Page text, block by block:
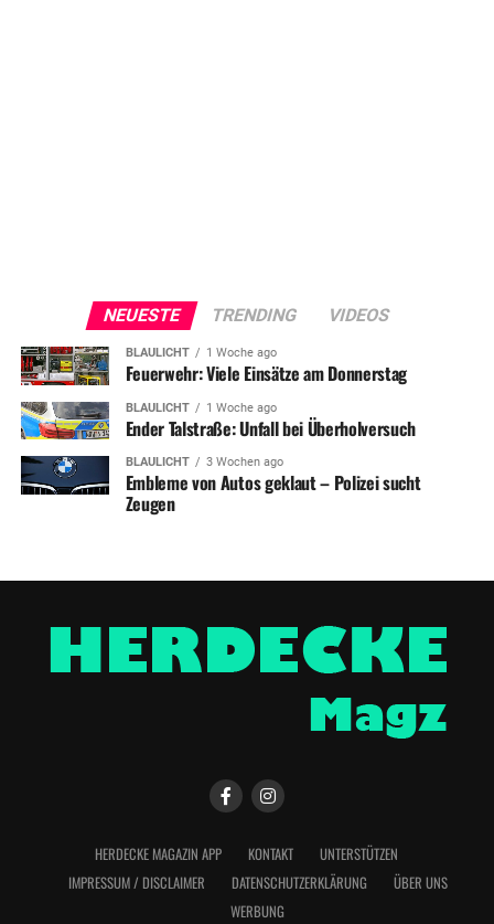
NEUESTE TRENDING VIDEOS
BLAULICHT 1 Woche ago
Feuerwehr: Viele Einsätze am Donnerstag
BLAULICHT 1 Woche ago
Ender Talstraße: Unfall bei Überholversuch
BLAULICHT 3 Wochen ago
Embleme von Autos geklaut – Polizei sucht
Zeugen
HERDECKE MAGAZIN APP KONTAKT
UNTERSTÜTZEN
IMPRESSUM / DISCLAIMER
DATENSCHUTZERKLÄRUNG
ÜBER UNS
WERBUNG